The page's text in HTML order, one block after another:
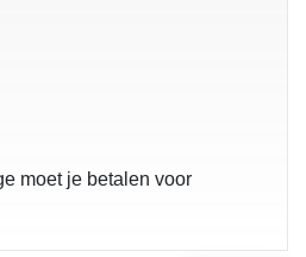
moet je betalen voor